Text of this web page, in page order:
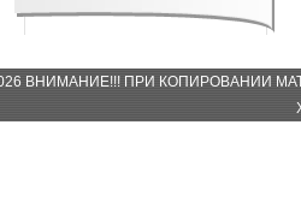
ВНИМАНИЕ!!! ПРИ КОПИРОВАНИИ